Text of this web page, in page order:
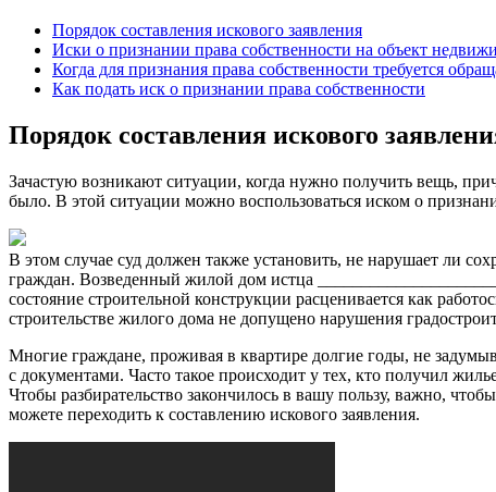
Порядок составления искового заявления
Иски о признании права собственности на объект
Когда для признания права собственности требуется
Как подать иск о признании права собственности
Порядок составления искового
Зачастую возникают ситуации, когда нужно получить вещь,
было. В этой ситуации можно воспользоваться иском о
В этом случае суд должен также установить, не нарушает ли
граждан. Возведенный жилой дом истца
состояние строительной конструкции расценивается как
строительстве жилого дома не допущено нарушения
Многие граждане, проживая в квартире долгие годы, не
с документами. Часто такое происходит у тех, кто получил
Чтобы разбирательство закончилось в вашу пользу, важно,
можете переходить к составлению искового заявления.